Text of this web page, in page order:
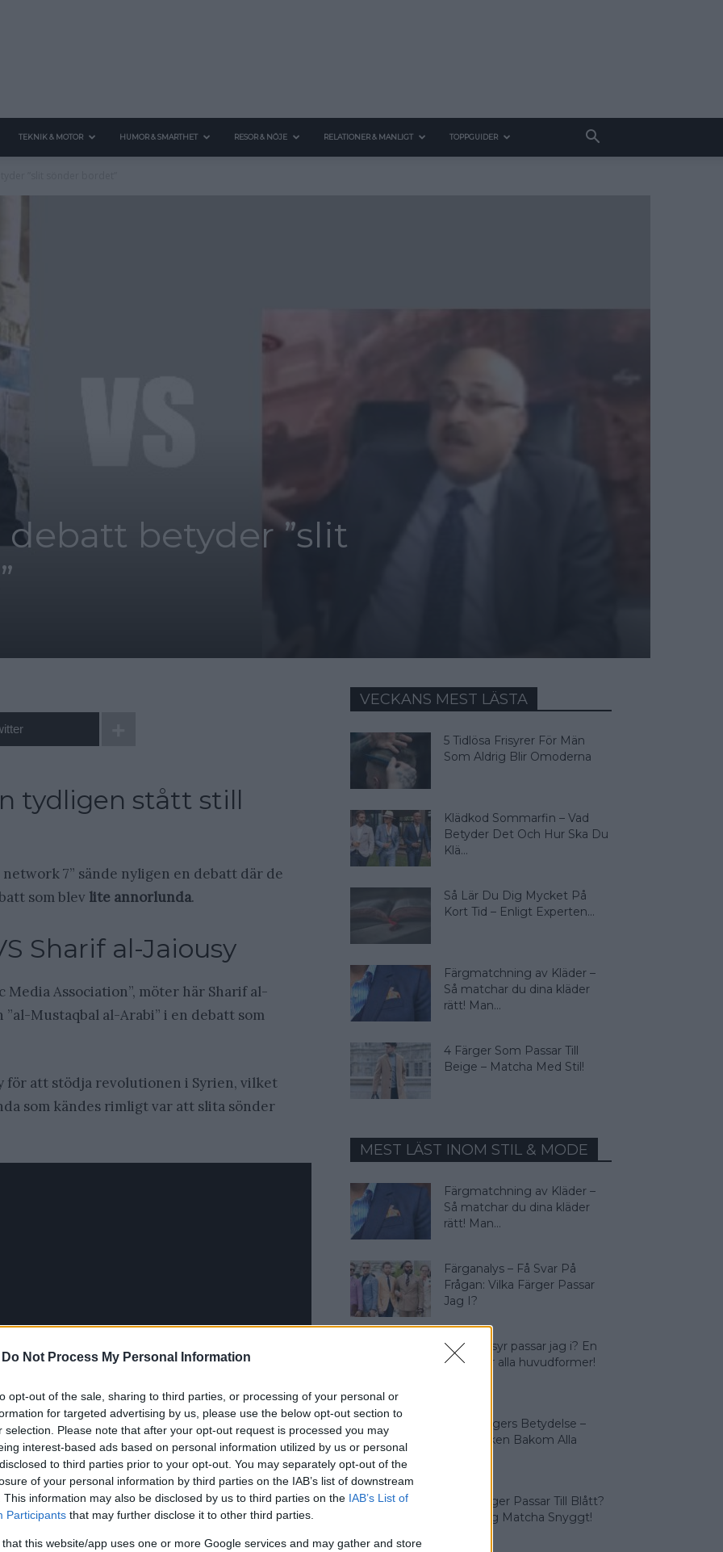
Do Not Process My Personal Information
opt-out of the sale, sharing to third parties, or processing of your personal or
for targeted advertising by us, please use the below opt-out section to
selection. Please note that after your opt-out request is processed you may
interest-based ads based on personal information utilized by us or personal
to third parties prior to your opt-out. You may separately opt-out of the
of your personal information by third parties on the IAB’s list of downstream
This information may also be disclosed by us to third parties on the IAB’s List of
Participants that may further disclose it to other third parties.
that this website/app uses one or more Google services and may gather and store
TEKNIK & MOTOR HUMOR & SMARTHET RESOR & NÖJE RELATIONER & MANLIGT TOPPGUIDER
betyder ”slit
tydligen stått still
7” sände nyligen en debatt där de
som blev lite annorlunda.
Sharif al-Jaiousy
Association”, möter här Sharif al-
Mustaqbal al-Arabi” i en debatt som
för att stödja revolutionen i Syrien, vilket
som kändes rimligt var att slita sönder
VECKANS MEST LÄSTA
5 Tidlösa Frisyrer För Män
Som Aldrig Blir Omoderna
Klädkod Sommarfin – Vad
Betyder Det Och Hur Ska Du
Klä...
Så Lär Du Dig Mycket På
Kort Tid – Enligt Experten...
Färgmatchning av Kläder –
Så matchar du dina kläder
rätt! Man...
4 Färger Som Passar Till
Beige – Matcha Med Stil!
MEST LÄST INOM STIL & MODE
Färgmatchning av Kläder –
Så matchar du dina kläder
rätt! Man...
Färganalys – Få Svar På
Frågan: Vilka Färger Passar
Jag I?
Vilken frisyr passar jag i? En
guide för alla huvudformer!
Olika Färgers Betydelse –
Symboliken Bakom Alla
Vilka Färger Passar Till Blått?
Vi Lär Dig Matcha Snyggt!